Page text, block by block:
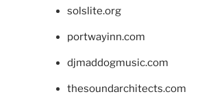
solslite.org
portwayinn.com
djmaddogmusic.com
thesoundarchitects.com